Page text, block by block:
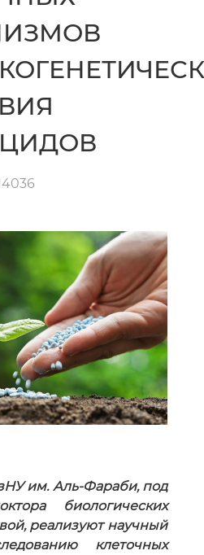
им. Аль-Фараби, под
биологических
реализуют научный
клеточных